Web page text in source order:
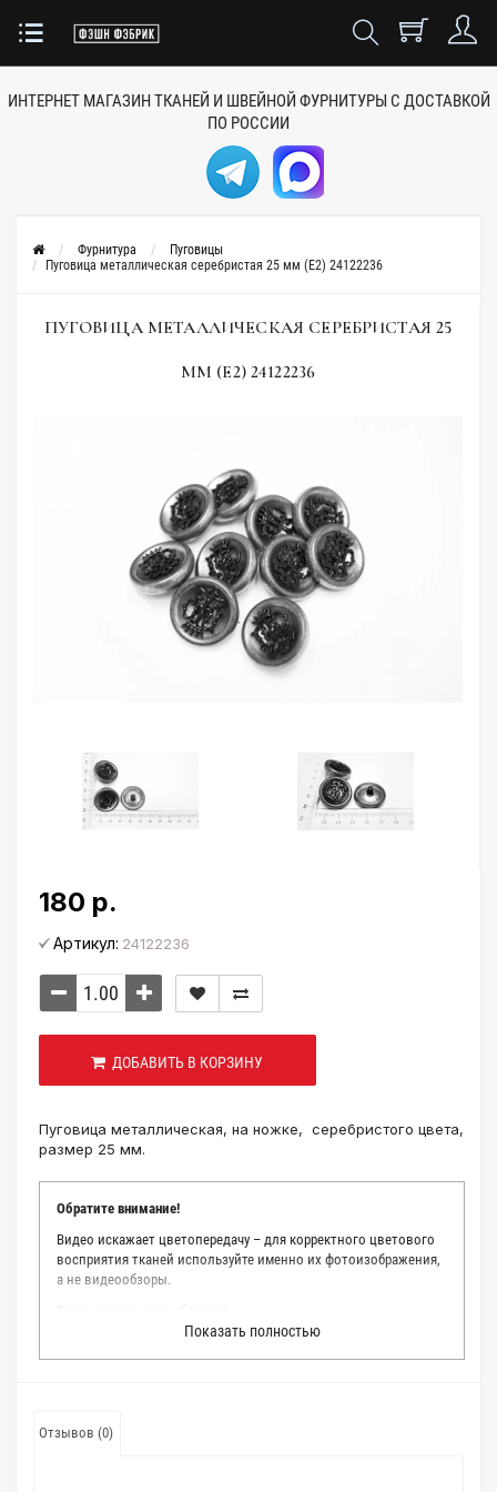
ИНТЕРНЕТ МАГАЗИН ТКАНЕЙ И ШВЕЙНОЙ ФУРНИТУРЫ С ДОСТАВКОЙ
ПО РОССИИ
Фурнитура
Пуговицы
Пуговица металлическая серебристая 25 мм (E2) 24122236
ПУГОВИЦА МЕТАЛЛИЧЕСКАЯ СЕРЕБРИСТАЯ 25
ММ (E2) 24122236
180 р.
Артикул: 24122236
ДОБАВИТЬ В КОРЗИНУ
Пуговица металлическая, на ножке, серебристого цвета,
размер 25 мм.
Обратите внимание!
Видео искажает цветопередачу – для корректного цветового
восприятия тканей используйте именно их фотоизображения,
а не видеообзоры.
Мы делаем все возможное, чтобы точно описать цвет каждой
ткани из нашего каталога. Мы осматриваем и фотографируем
точное соответствие цветов из-за одного простого факта:
Показать полностью
Отзывов (0)